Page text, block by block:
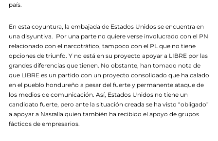
país.
En esta coyuntura, la embajada de Estados Unidos se encuentra en
una disyuntiva. Por una parte no quiere verse involucrado con el PN
relacionado con el narcotráfico, tampoco con el PL que no tiene
opciones de triunfo. Y no está en su proyecto apoyar a LIBRE por las
grandes diferencias que tienen. No obstante, han tomado nota de
que LIBRE es un partido con un proyecto consolidado que ha calado
en el pueblo hondureño a pesar del fuerte y permanente ataque de
los medios de comunicación. Así, Estados Unidos no tiene un
candidato fuerte, pero ante la situación creada se ha visto “obligado”
a apoyar a Nasralla quien también ha recibido el apoyo de grupos
fácticos de empresarios.